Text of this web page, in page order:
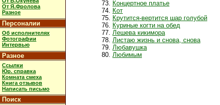
От Я.Фролова
Разное
Персоналии
Об исполнителях
Фотографии
Интервью
Разное
Ссылки
Юр. справка
Комната смеха
Книга отзывов
Написать письмо
Поиск
Концертное платье
Кот
Крутится-вертится шар голубой
Куриные когти на обед
Лешева кикимора
Листаю жизнь и снова, снова
Любавушка
Любимым